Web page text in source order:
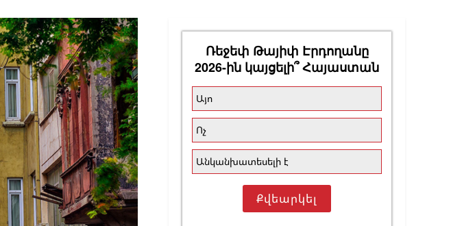
Ռեջեփ Թայիփ Էրդողանը
2026-ին կայցելի՞ Հայաստան
Այո
Ոչ
Անկանխատեսելի է